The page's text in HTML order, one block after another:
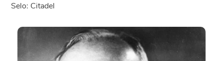
Selo: Citadel